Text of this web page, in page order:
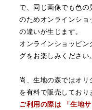
で、同じ画像でも色の
のためオンラインシ
の違いが生じます。
オンラインショッピ
グをお楽しみください。
尚、生地の森ではオ
を有料で販売しており
ご利用の際は 「生地